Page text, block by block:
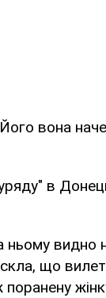
вона
в
ньому видно
що